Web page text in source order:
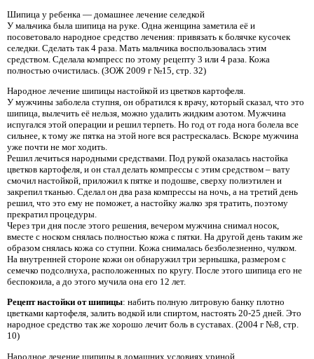
Шипица у ребенка — домашнее лечение селедкой
У мальчика была шипица на руке. Одна женщина заметила её и
посоветовало народное средство лечения: привязать к болячке кусочек
селедки. Сделать так 4 раза. Мать мальчика воспользовалась этим
средством. Сделала компресс по этому рецепту 3 или 4 раза. Кожа
полностью очистилась. (ЗОЖ 2009 г №15, стр. 32)
Народное лечение шипицы настойкой из цветков картофеля.
У мужчины заболела ступня, он обратился к врачу, который сказал, что это
шипица, вылечить её нельзя, можно удалить жидким азотом. Мужчина
испугался этой операции и решил терпеть. Но год от года нога болела все
сильнее, к тому же пятка на этой ноге вся растрескалась. Вскоре мужчина
уже почти не мог ходить.
Решил лечиться народными средствами. Под рукой оказалась настойка
цветков картофеля, и он стал делать компрессы с этим средством – вату
смочил настойкой, приложил к пятке и подошве, сверху полиэтилен и
закрепил тканью. Сделал он два раза компрессы на ночь, а на третий день
решил, что это ему не поможет, а настойку жалко зря тратить, поэтому
прекратил процедуры.
Через три дня после этого решения, вечером мужчина снимал носок,
вместе с носком снялась полностью кожа с пятки. На другой день таким же
образом снялась кожа со ступни. Кожа снималась безболезненно, чулком.
На внутренней стороне кожи он обнаружил три зернышка, размером с
семечко подсолнуха, расположенных по кругу. После этого шипица его не
беспокоила, а до этого мучила она его 12 лет.
Рецепт настойки от шипицы: набить полную литровую банку плотно
цветками картофеля, залить водкой или спиртом, настоять 20-25 дней. Это
народное средство так же хорошо лечит боль в суставах. (2004 г №8, стр.
10)
Народное лечение шипицы в домашних условиях уриной.